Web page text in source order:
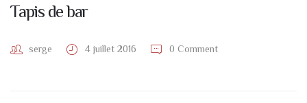
Tapis de bar
serge 4 juillet 2016 0 Comment